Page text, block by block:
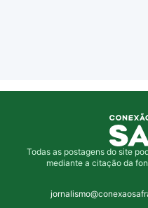
Todas as postagens do site
mediante a citação da